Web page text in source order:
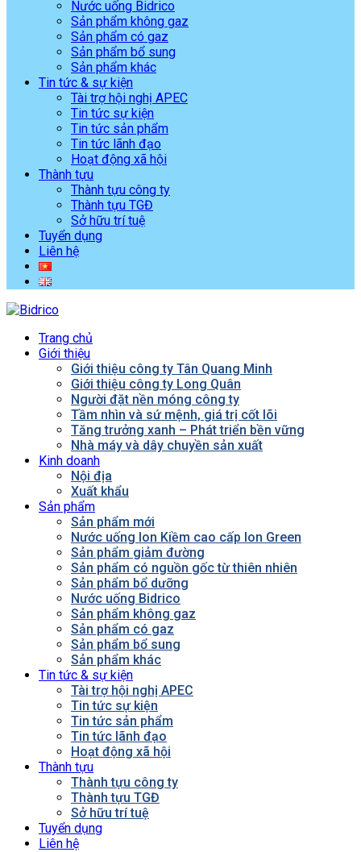
Nước uống Bidrico
Sản phẩm không gaz
Sản phẩm có gaz
Sản phẩm bổ sung
Sản phẩm khác
Tin tức & sự kiện
Tài trợ hội nghị APEC
Tin tức sự kiện
Tin tức sản phẩm
Tin tức lãnh đạo
Hoạt động xã hội
Thành tựu
Thành tựu công ty
Thành tựu TGĐ
Sở hữu trí tuệ
Tuyển dụng
Liên hệ
Trang chủ
Giới thiệu
Giới thiệu công ty Tân Quang Minh
Giới thiệu công ty Long Quân
Người đặt nền móng công ty
Tầm nhìn và sứ mệnh, giá trị cốt lõi
Tăng trưởng xanh – Phát triển bền vững
Nhà máy và dây chuyền sản xuất
Kinh doanh
Nội địa
Xuất khẩu
Sản phẩm
Sản phẩm mới
Nước uống Ion Kiềm cao cấp Ion Green
Sản phẩm giảm đường
Sản phẩm có nguồn gốc từ thiên nhiên
Sản phẩm bổ dưỡng
Nước uống Bidrico
Sản phẩm không gaz
Sản phẩm có gaz
Sản phẩm bổ sung
Sản phẩm khác
Tin tức & sự kiện
Tài trợ hội nghị APEC
Tin tức sự kiện
Tin tức sản phẩm
Tin tức lãnh đạo
Hoạt động xã hội
Thành tựu
Thành tựu công ty
Thành tựu TGĐ
Sở hữu trí tuệ
Tuyển dụng
Liên hệ